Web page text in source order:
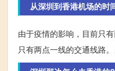
从深圳到香港机场的时
由于疫情的影响，目前只
只有两点一线的交通线路